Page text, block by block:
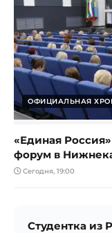
ОФИЦИАЛЬНАЯ
«Единая
форум в
Сегодня, 19:00
Студентка из